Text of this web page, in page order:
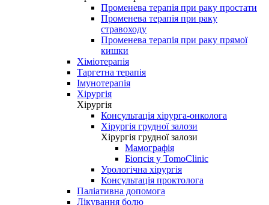
Променева терапія при раку простати
Променева терапія при раку
стравоходу
Променева терапія при раку прямої
кишки
Хіміотерапія
Таргетна терапія
Імунотерапія
Хірургія
Хірургія
Консультація хірурга-онколога
Хірургія грудної залози
Хірургія грудної залози
Мамографія
Біопсія у TomoClinic
Урологічна хірургія
Консультація проктолога
Паліативна допомога
Лікування болю